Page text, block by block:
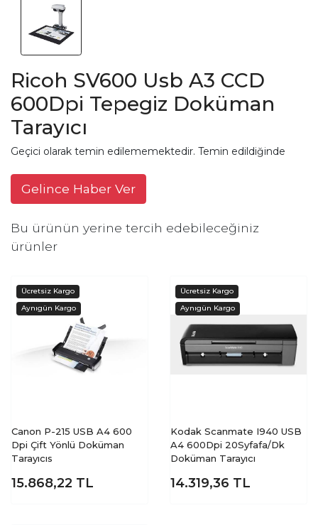
Ricoh SV600 Usb A3 CCD
600Dpi Tepegiz Doküman
Tarayıcı
Geçici olarak temin edilememektedir. Temin edildiğinde
Gelince Haber Ver
Bu ürünün yerine tercih edebileceğiniz
ürünler
Canon P-215 USB A4 600
Dpi Çift Yönlü Doküman
Tarayıcıs
15.868,22 TL
Kodak Scanmate I940 USB
A4 600Dpi 20Syfafa/Dk
Doküman Tarayıcı
14.319,36 TL